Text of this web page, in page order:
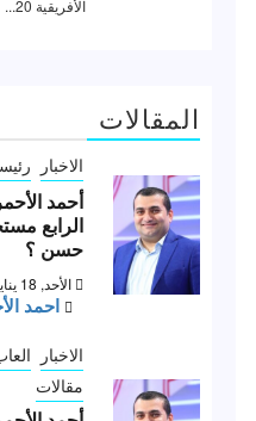
المقالات
الاخبار
أحمد
الرابع
حسن ؟
الأحد, 18 يناير 2026, 5:05 ص
احمد
الاخبار
مقالات